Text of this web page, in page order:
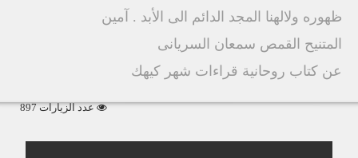
ظهوره ولالهنا المجد الدائم الى الأبد . آمين
المتنيح القمص سمعان السريانى
عن كتاب روحانية قراءات شهر كيهك
عدد الزيارات 897